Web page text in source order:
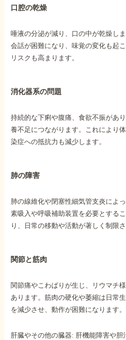
口腔の乾燥
唾液の分泌が減り、口の中が乾燥し
会話が困難になり、味覚の変化も起
リスクも高まります。
消化器系の問題
持続的な下痢や腹痛、食欲不振があ
養不足につながります。これにより
染症への抵抗力も減少します。
肺の障害
肺の線維化や閉塞性細気管支炎によ
素吸入や呼吸補助装置を必要とする
り、日常の移動や活動が著しく制限
関節と筋肉
関節痛やこわばりが生じ、リウマチ
あります。筋肉の硬化や萎縮は日常
を減少させ、動作が困難になります。
肝臓やその他の臓器: 肝機能障害や